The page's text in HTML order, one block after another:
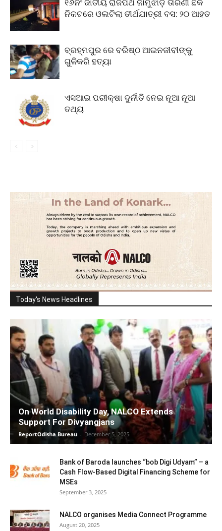
୧୬ନଂ ଜାତୀୟ ରାଜପଥ ଜାମୁଝାଡ଼ି ତାରିଣୀ ଛକ
ନିକଟରେ ଓଲଟିଲା ତୀର୍ଥଯାତ୍ରୀ ବସ: ୨୦ ଆହତ
ବ୍ରହ୍ମପୁର ରେ ବରିଷ୍ଠ ଆଇନଜୀବୀଙ୍କୁ
ଗୁଳିକରି ହତ୍ୟା
ଏସଆଇ ପରୀକ୍ଷା ଦୁର୍ନୀତି ନେଇ ନୂଆ ନୂଆ
ତଥ୍ୟ
Today's News Headlines
On World Disability Day, NALCO Extends
Support For Divyangjans
ReportOdisha Bureau - December 5, 2025
Bank of Baroda launches “bob Digi Udyam” – a
Cash Flow-Based Digital Financing Scheme for
MSEs
September 3, 2025
NALCO organises Media Connect Programme
August 20, 2025